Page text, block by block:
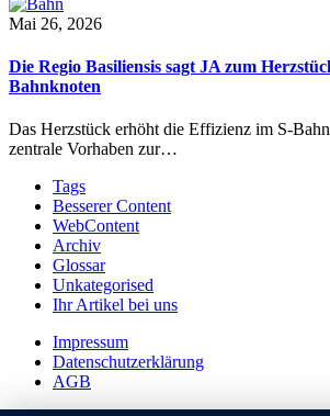
Mai 26, 2026
Die Regio Basiliensis sagt JA zum
Bahnknoten
Das Herzstück erhöht die Effizienz im S-
zentrale Vorhaben zur…
Tags
Besserer Content
WebContent
Archiv
Glossar
Unkategorised
Ihr Artikel bei uns
Impressum
Datenschutzerklärung
AGB